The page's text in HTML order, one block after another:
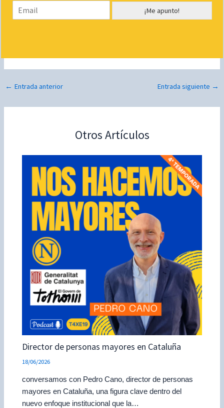
m
¡Me apunto!
← Entrada anterior Entrada siguiente →
Otros Artículos
Director de personas mayores en Cataluña
18/06/2026
conversamos con Pedro Cano, director de personas
mayores en Cataluña, una figura clave dentro del
nuevo enfoque institucional que la…